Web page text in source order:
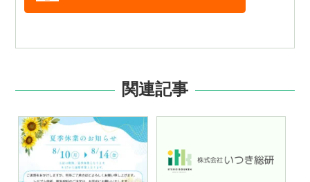
関連記事